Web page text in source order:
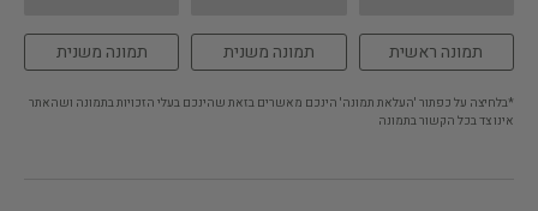
תמונה ראשית תמונה משנית תמונה משנית
*בלחיצה על כפתור 'העלאת תמונה' הינכם מאשרים בזאת שהינכם בעלי הזכויות בתמונה ושהאתר
אינו צד בכל הקשור בתמונה